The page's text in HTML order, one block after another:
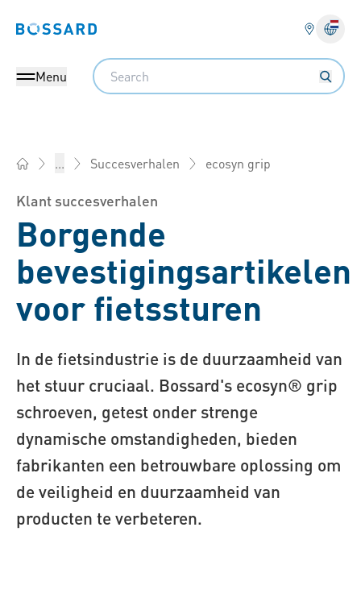
Bossard homepage
Menu
Search
... Succesverhalen ecosyn grip
Klant succesverhalen
Borgende
bevestigingsartikelen
voor fietssturen
In de fietsindustrie is de duurzaamheid van
het stuur cruciaal. Bossard's ecosyn® grip
schroeven, getest onder strenge
dynamische omstandigheden, bieden
fabrikanten een betrouwbare oplossing om
de veiligheid en duurzaamheid van
producten te verbeteren.